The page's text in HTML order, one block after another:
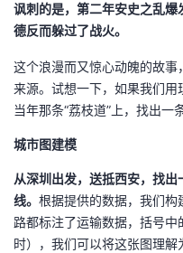
注
开
发
者
学
堂
我
的
Programs
我
的
支
持
我
讽刺的是，第二年安史之乱
德反而躲过了战火。
这个浪漫而又惊心动魄的故
来源。试想一下，如果我们
当年那条“荔枝道”上，找出一
城市图建模
从深圳出发，送抵西安，找
线。 根据提供的数据，我们
路都标注了运输数据， 括号中
时），我们可以将这张图理解